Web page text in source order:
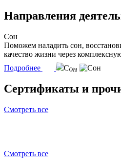
Направления
Сон
Поможем наладить сон,
качество жизни через
Подробнее
Сертификаты и
Смотреть все
Смотреть все